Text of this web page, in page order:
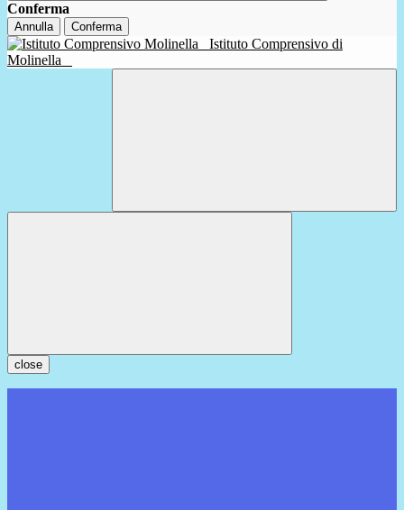
Conferma
Annulla Conferma
Istituto Comprensivo di
Molinella
close